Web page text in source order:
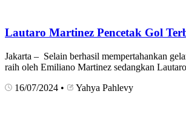
Lautaro Martinez Pencetak Gol
Jakarta – Selain berhasil mempertahankan
raih oleh Emiliano Martinez sedangkan
16/07/2024 • Yahya Pahlevy